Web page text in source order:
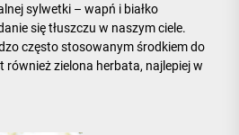
sylwetki – wapń i białko
się tłuszczu w naszym ciele.
często stosowanym środkiem do
zielona herbata, najlepiej w